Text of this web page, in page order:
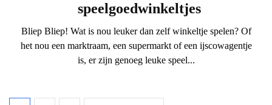
speelgoedwinkeltjes
Bliep Bliep! Wat is nou leuker dan zelf winkeltje spelen? Of
het nou een marktraam, een supermarkt of een ijscowagentje
is, er zijn genoeg leuke speel...